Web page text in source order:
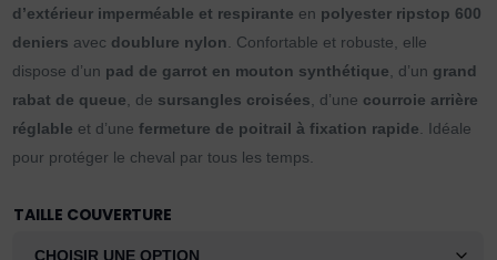
d’extérieur imperméable et respirante en polyester ripstop 600
deniers avec doublure nylon . Confortable et robuste, elle
dispose d’un pad de garrot en mouton synthétique , d’un grand
rabat de queue , de sursangles croisées , d’une courroie arrière
réglable et d’unefermeture de poitrail à fixation rapide . Idéale
pour protéger le cheval par tous les temps.
TAILLE COUVERTURE